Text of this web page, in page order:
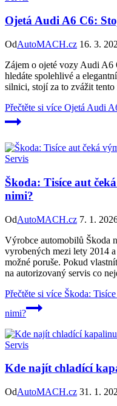
Ojetá Audi A6 C6:
OdAutoMACH.cz 16. 3.
Zájem o ojeté vozy Audi A6
hledáte spolehlivé a
silnici, stojí za to zvážit
Přečtěte si více Ojetá Audi
Servis
Škoda: Tisíce aut
nimi?
OdAutoMACH.cz 7. 1.
Výrobce automobilů Škoda
vyrobených mezi lety 2014
možné poruše. Pokud
na autorizovaný servis co
Přečtěte si více Škoda:
nimi?
Servis
Kde najít chladící
OdAutoMACH.cz 31. 1.